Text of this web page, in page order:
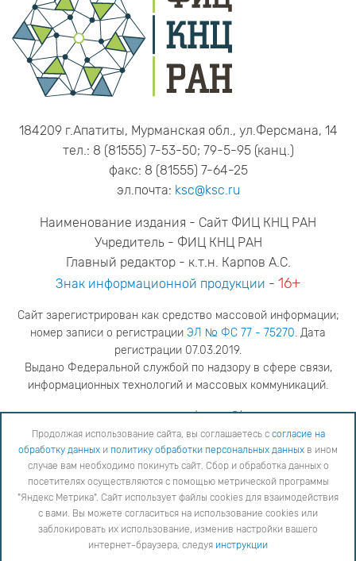
184209 г.Апатиты, Мурманская обл., ул.Ферсмана, 14
тел.: 8 (81555) 7-53-50; 79-5-95 (канц.)
факс: 8 (81555) 7-64-25
эл.почта: ksc@ksc.ru
Наименование издания - Сайт ФИЦ КНЦ РАН
Учредитель - ФИЦ КНЦ РАН
Главный редактор - к.т.н. Карпов А.С.
Знак информационной продукции - 16+
Сайт зарегистрирован как средство массовой информации;
номер записи о регистрации ЭЛ № ФС 77 - 75270. Дата
регистрации 07.03.2019.
Выдано Федеральной службой по надзору в сфере связи,
информационных технологий и массовых коммуникаций.
адрес редакцииya.stogova@ksc.ru
телефон редакции81555-79-516
Продолжая использование сайта, вы соглашаетесь с согласие на обработку данных
обработки персональных данных
в ином случае вам необходимо покинуть сайт. Сбор и обработка
данных о посетителях осуществляются с помощью метрической программы "Яндекс Метрика".
Сайт использует файлы cookies для взаимодействия с вами. Вы можете согласиться на
использование cookies или заблокировать их использование, изменив настройки вашего интернет-
Продолжая использование сайта, вы соглашаетесь с согласие на
обработку данных и политику обработки персональных данных в ином
случае вам необходимо покинуть сайт. Сбор и обработка данных о
посетителях осуществляются с помощью метрической программы
"Яндекс Метрика". Сайт использует файлы cookies для взаимодействия
с вами. Вы можете согласиться на использование cookies или
заблокировать их использование, изменив настройки вашего
интернет-браузера, следуя инструкции